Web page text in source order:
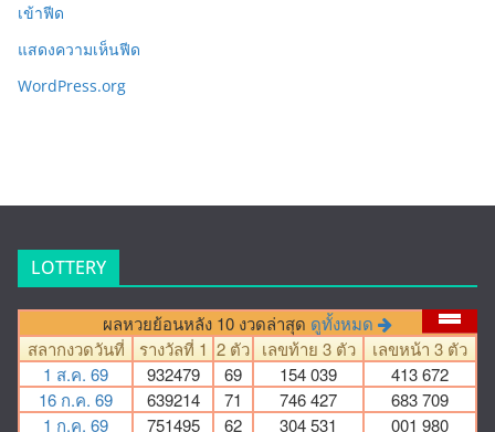
เข้าฟีด
แสดงความเห็นฟีด
WordPress.org
LOTTERY